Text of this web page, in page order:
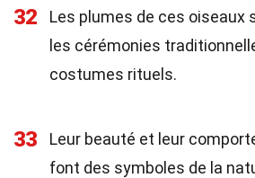
32
Les plumes de ces oiseaux
les cérémonies
costumes rituels.
33
Leur beauté et leur
font des symboles de la